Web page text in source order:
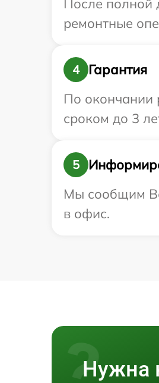
После полной
ремонтные
4
Гарантия
По окончании
сроком до 3
5
Мы сообщим
в офис.
Нужна